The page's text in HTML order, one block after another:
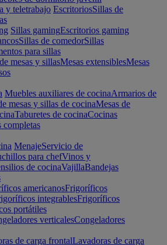
y teletrabajo EscritoriosSillas de
Sillas gamingEscritorios gaming
Sillas de comedorSillas
para sillas
mesas y sillasMesas extensiblesMesas
Muebles auxiliares de cocinaArmarios de
mesas y sillas de cocinaMesas de
Taburetes de cocinaCocinas
completas
MenajeServicio de
para chefVinos y
de cocinaVajillaBandejas
americanosFrigoríficos
integrablesFrigoríficos
portátiles
verticalesCongeladores
de carga frontalLavadoras de carga